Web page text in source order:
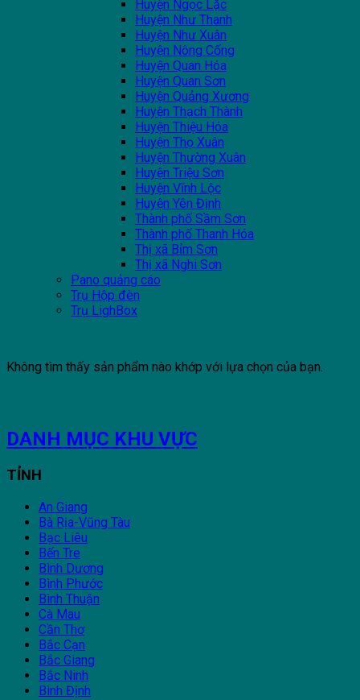
Huyện Ngọc Lặc
Huyện Như Thanh
Huyện Như Xuân
Huyện Nông Cống
Huyện Quan Hóa
Huyện Quan Sơn
Huyện Quảng Xương
Huyện Thạch Thành
Huyện Thiệu Hóa
Huyện Thọ Xuân
Huyện Thường Xuân
Huyện Triệu Sơn
Huyện Vĩnh Lộc
Huyện Yên Định
Thành phố Sầm Sơn
Thành phố Thanh Hóa
Thị xã Bỉm Sơn
Thị xã Nghi Sơn
Pano quảng cáo
Trụ Hộp đèn
Trụ LighBox
Không tìm thấy sản phẩm nào khớp với lựa chọn của bạn.
DANH MỤC KHU VỰC
TỈNH
An Giang
Bà Rịa-Vũng Tàu
Bạc Liêu
Bến Tre
Bình Dương
Bình Phước
Bình Thuận
Cà Mau
Cần Thơ
Bắc Cạn
Bắc Giang
Bắc Ninh
Bình Định